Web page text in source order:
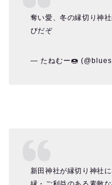
奪い愛、冬の縁切り神
びだぞ
— たねむー🍩
新田神社が縁切り神社